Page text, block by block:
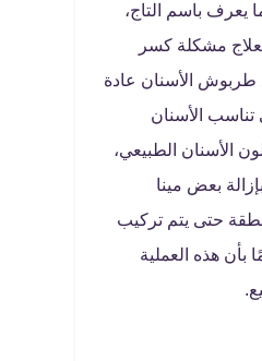
يعرف باسم التاج،
مشكلة كسر
طربوش الأسنان عادة
تناسب الأسنان
الأسنان الطبيعي،
بعض مينا
حتى يتم تركيب
بأن هذه العملية